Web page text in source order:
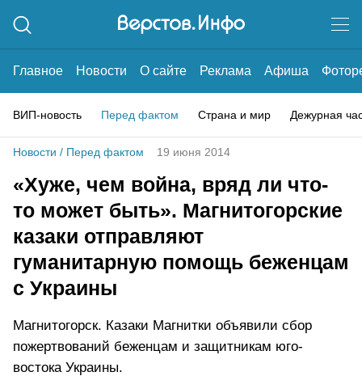
Главное Новости О сайте Реклама Афиша
ВИП-новость Перед фактом Страна и мир Дежурная
Новости / Перед фактом 19 июня 2014
«Хуже, чем война, вряд ли что-
то может быть». Магнитогорские
казаки отправляют
гуманитарную помощь беженцам
с Украины
Магнитогорск. Казаки Магнитки объявили сбор
пожертвований беженцам и защитникам юго-
востока Украины.